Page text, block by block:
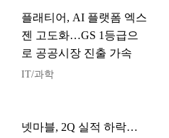
플래티어, AI 플랫폼 엑스
젠 고도화…GS 1등급으
로 공공시장 진출 가속
IT/과학
넷마블, 2Q 실적 하락…